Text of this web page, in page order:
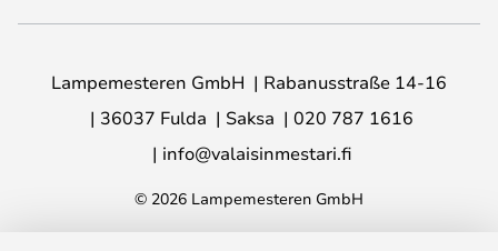
Lampemesteren GmbH
Rabanusstraße 14-16
36037 Fulda
Saksa
020 787 1616
info@valaisinmestari.fi
© 2026 Lampemesteren GmbH